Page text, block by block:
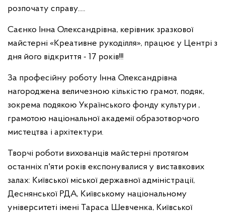
розпочату справу.....
Саєнко Інна Олександрівна, керівник зразкової
майстерні «Креативне рукоділля», працює у Центрі з
дня його відкриття - 17 років!!!
За професійну роботу Інна Олександрівна
нагороджена величезною кількістю грамот, подяк,
зокрема подякою Українського фонду культури ,
грамотою національної академії образотворчого
мистецтва і архітектури.
Творчі роботи вихованців майстерні протягом
останніх п'яти років експонувалися у виставкових
залах: Київської міської державної адміністрації,
Деснянської РДА, Київському національному
університеті імені Тараса Шевченка, Київської